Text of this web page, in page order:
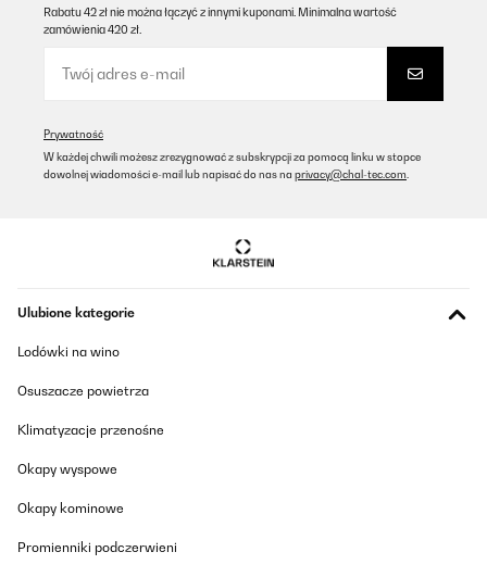
Rabatu 42 zł nie można łączyć z innymi kuponami. Minimalna wartość
zamówienia 420 zł.
Prywatność
W każdej chwili możesz zrezygnować z subskrypcji za pomocą linku w stopce
dowolnej wiadomości e-mail lub napisać do nas na privacy@chal-tec.com
Ulubione kategorie
Lodówki na wino
Osuszacze powietrza
Klimatyzacje przenośne
Okapy wyspowe
Okapy kominowe
Promienniki podczerwieni